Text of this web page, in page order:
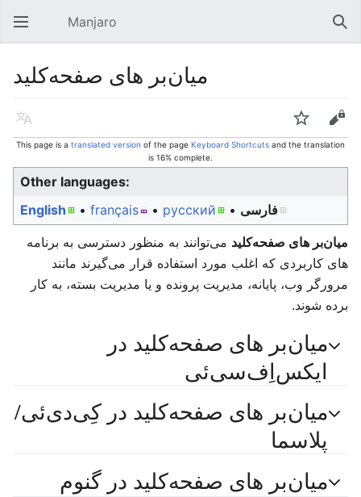
Open main menu Manjaro
میان‌بر های صفحه‌کلید
Language Watch Edit
This page is a translated version of the page Keyboard Shortcuts and the translation
is 16% complete.
Other languages:
English
• ‎ français • ‎ русский • ‎ فارسی
میان‌بر های صفحه‌کلید می‌توانند به منظور دسترسی به برنامه
های کاربردی که اغلب مورد استفاده قرار می‌گیرند مانند
مرورگر وب، پایانه، مدیریت پرونده و یا مدیریت بسته، به کار
برده شوند.
میان‌بر های صفحه‌کلید در
ایکس‌اِف‌سی‌ئی
میان‌بر های صفحه‌کلید در کِی‌دی‌ئی/
پلاسما
میان‌بر های صفحه‌کلید در گنوم